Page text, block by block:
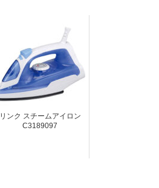
リンク スチームアイロン
C3189097